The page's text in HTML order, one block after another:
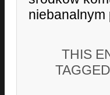
niebanalnym
THIS
TAGGED